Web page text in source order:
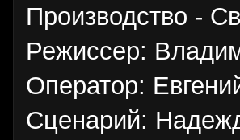
Производство -
Режиссер:
Оператор:
Сценарий: